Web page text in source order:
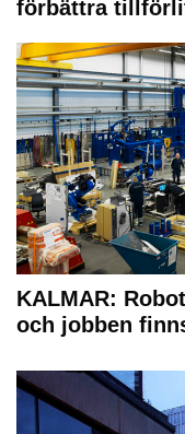
förbättra
KALMAR:
och jobben